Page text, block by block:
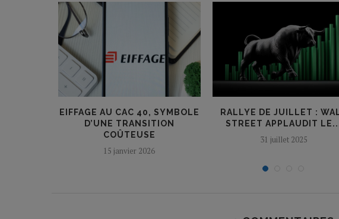
EIFFAGE AU CAC 40, SYMBOLE
D’UNE TRANSITION
COÛTEUSE
15 janvier 2026
RALLYE DE JUILLET :
STREET APPLAUDIT
31 juillet 2025